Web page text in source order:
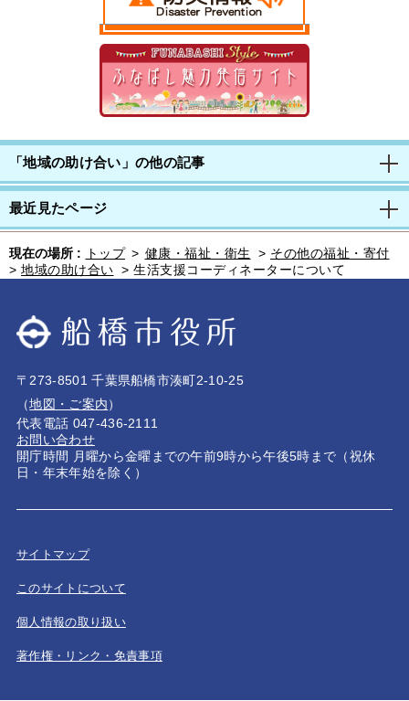
「地域の助け合い」の他の記事
最近見たページ
現在の場所 : トップ > 健康・福祉・衛生 > その他の福祉・寄付
> 地域の助け合い > 生活支援コーディネーターについて
〒273-8501 千葉県船橋市湊町2-10-25
（地図・ご案内）
代表電話 047-436-2111
お問い合わせ
開庁時間 月曜から金曜までの午前9時から午後5時まで（祝休
日・年末年始を除く）
サイトマップ
このサイトについて
個人情報の取り扱い
著作権・リンク・免責事項